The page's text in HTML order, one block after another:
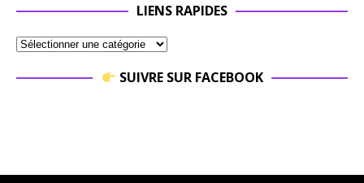
LIENS RAPIDES
SUIVRE SUR FACEBOOK